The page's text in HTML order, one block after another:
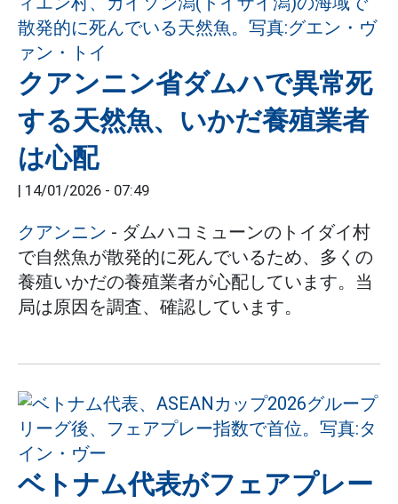
クアンニン省ダムハで異常死
する天然魚、いかだ養殖業者
は心配
| 14/01/2026 - 07:49
クアンニン - ダムハコミューンのトイダイ村
で自然魚が散発的に死んでいるため、多くの
養殖いかだの養殖業者が心配しています。当
局は原因を調査、確認しています。
ベトナム代表がフェアプレー